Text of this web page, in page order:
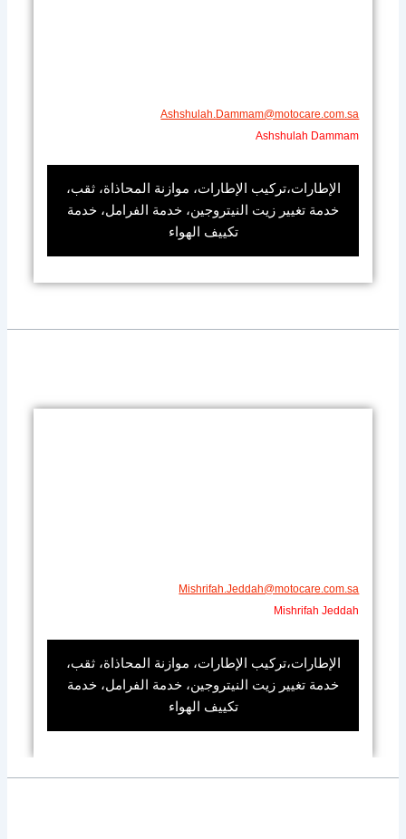
Ashshulah.Dammam@motocare.com.sa​
Ashshulah Dammam
الإطارات،تركيب الإطارات، موازنة المحاذاة، ثقب،
خدمة تغيير زيت النيتروجين، خدمة الفرامل، خدمة
تكييف الهواء
Mishrifah.Jeddah@motocare.com.sa​
Mishrifah Jeddah
الإطارات،تركيب الإطارات، موازنة المحاذاة، ثقب،
خدمة تغيير زيت النيتروجين، خدمة الفرامل، خدمة
تكييف الهواء